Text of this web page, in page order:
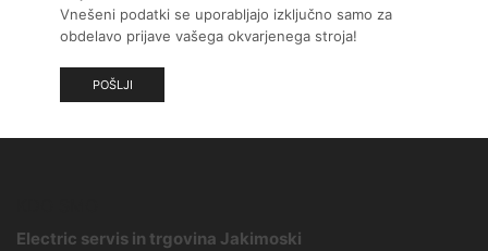
Vnešeni podatki se uporabljajo izključno samo za
obdelavo prijave vašega okvarjenega stroja!
Electric servis in trgovina Jakimoski